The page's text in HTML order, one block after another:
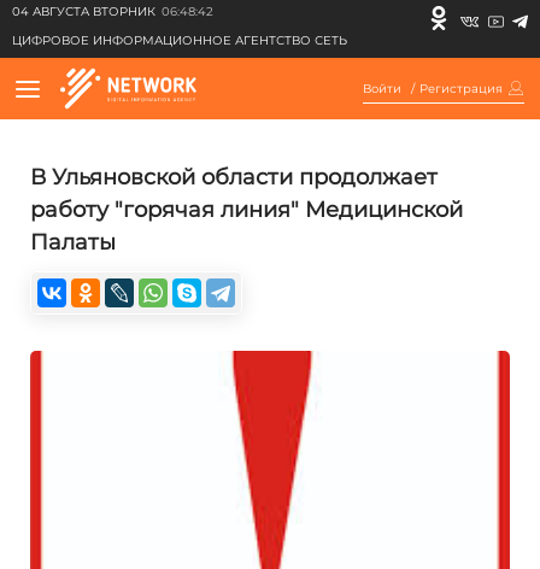
04 АВГУСТА ВТОРНИК 06:48:42
ЦИФРОВОЕ ИНФОРМАЦИОННОЕ АГЕНТСТВО СЕТЬ
Войти / Регистрация
В Ульяновской области продолжает
работу "горячая линия" Медицинской
Палаты